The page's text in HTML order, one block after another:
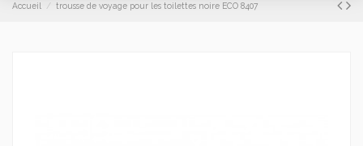
Accueil trousse de voyage pour les toilettes noire ECO 8407